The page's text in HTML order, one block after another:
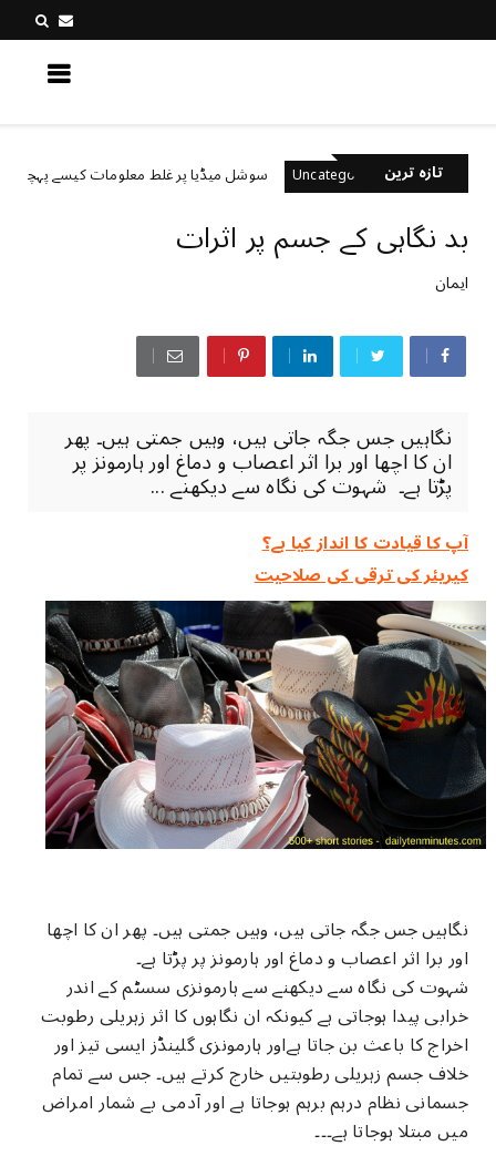
تازہ ترین
Uncategorized سوشل میڈیا پر غلط معلومات کیسے پہچانیں؟
بد نگاہی کے جسم پر اثرات
ایمان
نگاہیں جس جگہ جاتی ہیں، وہیں جمتی ہیں۔ پھر
ان کا اچھا اور برا اثر اعصاب و دماغ اور ہارمونز پر
پڑتا ہے۔ شہوت کی نگاہ سے دیکھنے ...
آپ کا قیادت کا انداز کیا ہے؟
کیریئر کی ترقی کی صلاحیت
نگاہیں جس جگہ جاتی ہیں، وہیں جمتی ہیں۔ پھر ان کا اچھا
اور برا اثر اعصاب و دماغ اور ہارمونز پر پڑتا ہے۔
شہوت کی نگاہ سے دیکھنے سے ہارمونزی سسٹم کے اندر
خرابی پیدا ہوجاتی ہے کیونکہ ان نگاہوں کا اثر زہریلی رطوبت
اخراج کا باعث بن جاتا ہےاور ہارمونزی گلینڈز ایسی تیز اور
خلاف جسم زہریلی رطوبتیں خارج کرتے ہیں۔ جس سے تمام
جسمانی نظام درہم برہم ہوجاتا ہے اور آدمی بے شمار امراض
میں مبتلا ہوجاتا ہے۔۔۔